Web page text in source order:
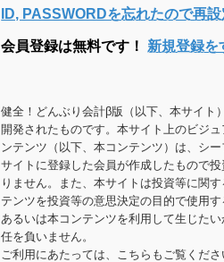
ID, PASSWORDを忘れたので再
会員登録は無料です！ 新規登録を
健全！どんぶり会計β版（以下、本サイト
開発されたものです。本サイト上のビジ
ンテンツ（以下、本コンテンツ）は、シ
サイトに登録した会員が作成したもので
りません。また、本サイトは投資等に関
テンツを投資等の意思決定の目的で使用
あるいは本コンテンツを利用して生じた
任を負いません。
ご利用にあたっては、こちらもご覧くださ